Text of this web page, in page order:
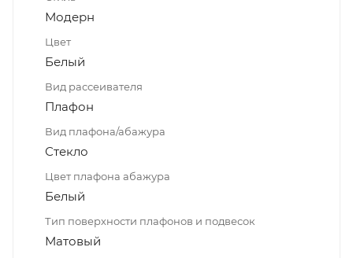
Модерн
Цвет
Белый
Вид рассеивателя
Плафон
Вид плафона/абажура
Стекло
Цвет плафона абажура
Белый
Тип поверхности плафонов и подвесок
Матовый